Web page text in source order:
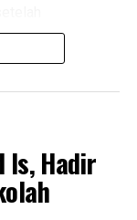
mulai
proses
dalam
yang akan
lingkungan
Is, Hadir